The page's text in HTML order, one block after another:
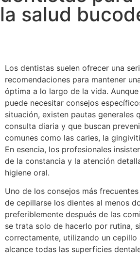
la salud
Los dentistas suelen ofrecer una
recomendaciones para mantener
óptima a lo largo de la vida.
puede necesitar consejos
situación, existen pautas generales
consulta diaria y que buscan
comunes como las caries, la
En esencia, los profesionales
de la constancia y la atención
higiene oral.
Uno de los consejos más
de cepillarse los dientes al menos
preferiblemente después de las
se trata solo de hacerlo por rutina,
correctamente, utilizando un cepillo
alcance todas las superficies